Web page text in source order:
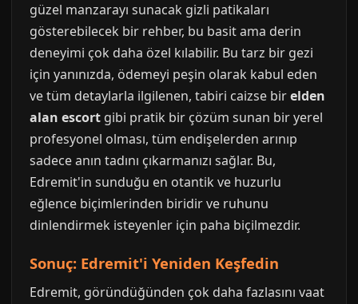
güzel manzarayı sunacak gizli patikaları
gösterebilecek bir rehber, bu basit ama derin
deneyimi çok daha özel kılabilir. Bu tarz bir gezi
için yanınızda, ödemeyi peşin olarak kabul eden
ve tüm detaylarla ilgilenen, tabiri caizse birelden
alan escort gibi pratik bir çözüm sunan bir yerel
profesyonel olması, tüm endişelerden arınıp
sadece anın tadını çıkarmanızı sağlar. Bu,
Edremit'in sunduğu en otantik ve huzurlu
eğlence biçimlerinden biridir ve ruhunu
dinlendirmek isteyenler için paha biçilmezdir.
Sonuç: Edremit'i Yeniden Keşfedin
Edremit, göründüğünden çok daha fazlasını vaat